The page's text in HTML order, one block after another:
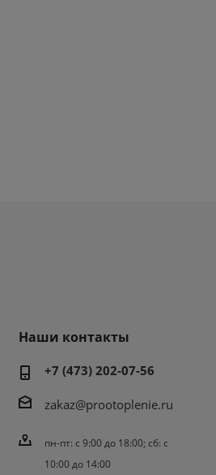
Наши контакты
+7 (473) 202-07-56
zakaz@prootoplenie.ru
пн-пт: c 9:00 до 18:00; сб: с
10:00 до 14:00